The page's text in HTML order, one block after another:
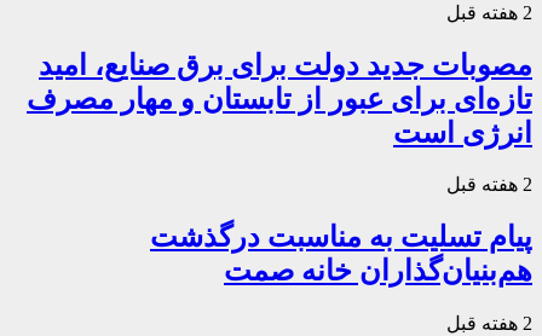
2 هفته قبل
مصوبات جدید دولت برای برق صنایع، امید
تازه‌ای برای عبور از تابستان و مهار مصرف
انرژی است
2 هفته قبل
پیام تسلیت به مناسبت درگذشت
هم‌بنیان‌گذاران خانه صمت
2 هفته قبل